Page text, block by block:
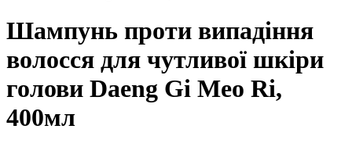
Шампунь проти випадіння
волосся для чутливої ​​шкіри
голови Daeng Gi Meo Ri,
400мл